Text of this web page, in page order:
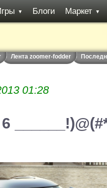
▼ Блоги Маркет ▼
Лента zoomer-fodder
01:28